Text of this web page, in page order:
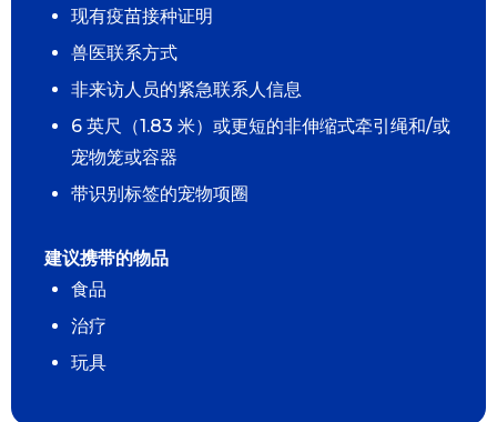
现有疫苗接种证明
兽医联系方式
非来访人员的紧急联系人信息
6 英尺（1.83 米）或更短的非伸缩式牵引绳和/或
宠物笼或容器
带识别标签的宠物项圈
建议携带的物品
食品
治疗
玩具